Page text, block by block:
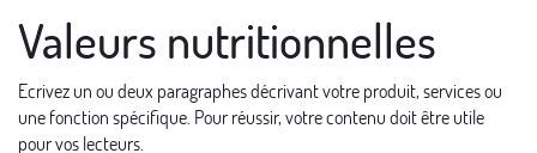
Valeurs nutritionnelles
Ecrivez un ou deux paragraphes décrivant votre produit, services ou
une fonction spécifique. Pour réussir, votre contenu doit être utile
pour vos lecteurs.